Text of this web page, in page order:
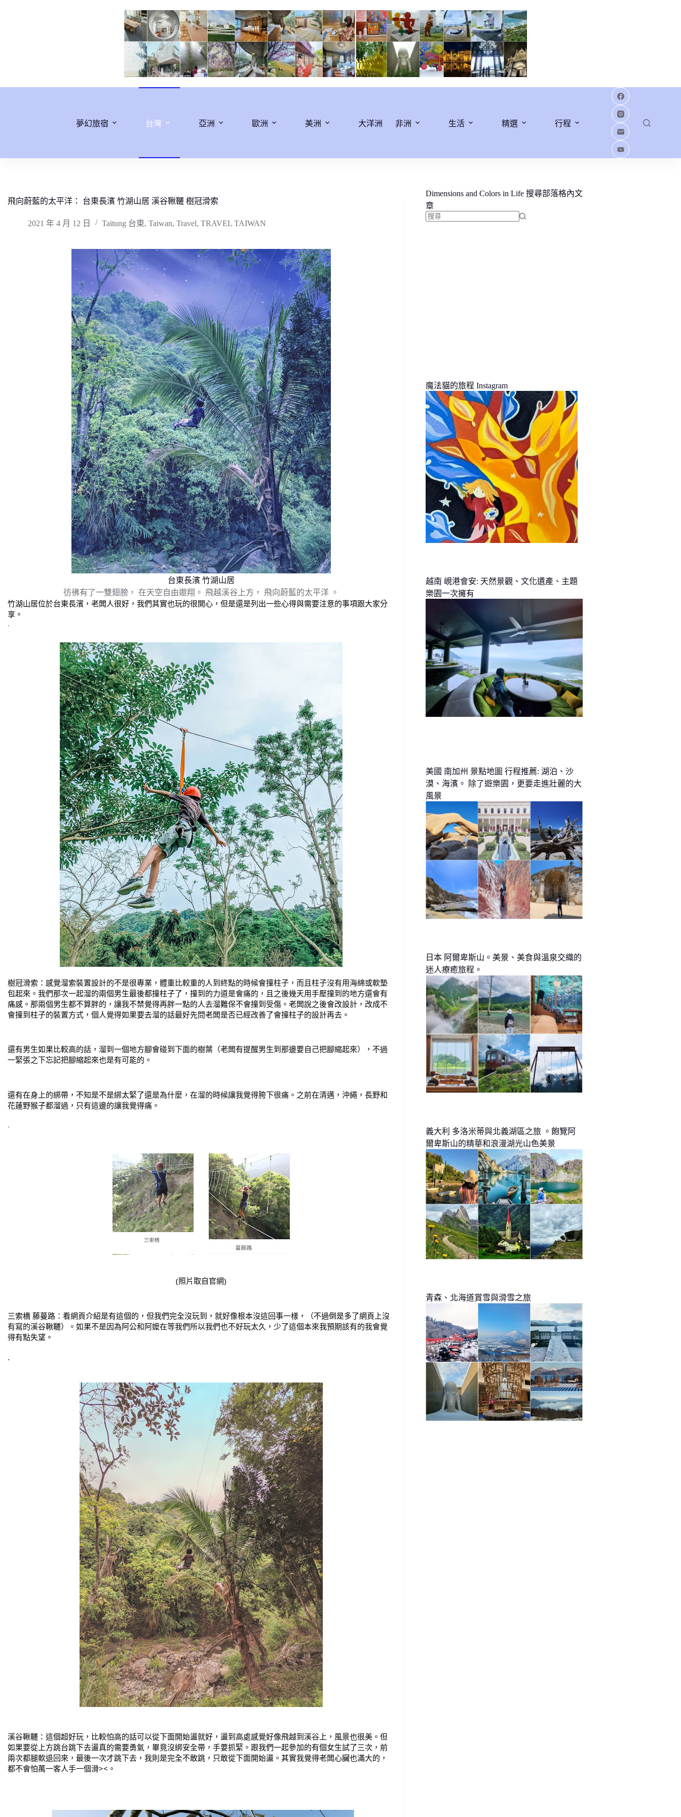
夢幻旅宿 台灣 亞洲 歐洲 美洲 大洋洲 非洲 生活 精選 行程
飛向蔚藍的太平洋： 台東長濱 竹湖山居 溪谷鞦韆 樹冠滑索
2021 年 4 月 12 日 Taitung 台東, Taiwan, Travel, TRAVEL TAIWAN
台東長濱 竹湖山居
彷彿有了一雙翅膀， 在天空自由遨翔。 飛越溪谷上方， 飛向蔚藍的太平洋 。
竹湖山居位於台東長濱，老闆人很好，我們其實也玩的很開心，但是還是列出一些心得與需要注意的事項跟大家分
享。
.
樹冠滑索：感覺溜索裝置設計的不是很專業，體重比較重的人到終點的時候會撞柱子，而且柱子沒有用海綿或軟墊
包起來。我們那次一起溜的兩個男生最後都撞柱子了，撞到的力道是會痛的，且之後幾天用手壓撞到的地方還會有
痛感。那兩個男生都不算胖的，讓我不禁覺得再胖一點的人去溜難保不會撞到受傷。老闆說之後會改設計，改成不
會撞到柱子的裝置方式，個人覺得如果要去溜的話最好先問老闆是否已經改善了會撞柱子的設計再去。
還有男生如果比較高的話，溜到一個地方腳會碰到下面的樹葉（老闆有提醒男生到那邊要自己把腳縮起來），不過
一緊張之下忘記把腳縮起來也是有可能的。
還有在身上的綁帶，不知是不是綁太緊了還是為什麼，在溜的時候讓我覺得胯下很痛。之前在清邁，沖繩，長野和
花蓮野猴子都溜過，只有這邊的讓我覺得痛。
.
(照片取自官網)
三索橋 藤蔓路：看網頁介紹是有這個的，但我們完全沒玩到，就好像根本沒這回事一樣，（不過倒是多了網頁上沒
有寫的溪谷鞦韆）。如果不是因為阿公和阿嬤在等我們所以我們也不好玩太久，少了這個本來我預期該有的我會覺
得有點失望。
.
溪谷鞦韆：這個超好玩，比較怕高的話可以從下面開始盪就好，盪到高處感覺好像飛越到溪谷上，風景也很美。但
如果要從上方跳台跳下去盪真的需要勇氣，畢竟沒綁安全帶，手要抓緊。跟我們一起參加的有個女生試了三次，前
兩次都腿軟退回來，最後一次才跳下去，我則是完全不敢跳，只敢從下面開始盪。其實我覺得老闆心臟也滿大的，
都不會怕萬一客人手一個滑><。
Dimensions and Colors in Life 搜尋部落格內文
章
魔法貓的旅程 Instagram
越南 峴港會安: 天然景觀、文化遺產、主題
樂園一次擁有
美國 南加州 景點地圖 行程推薦: 湖泊、沙
漠、海濱。 除了遊樂園，更要走進壯麗的大
風景
日本 阿爾卑斯山。美景、美食與溫泉交織的
迷人療癒旅程。
義大利 多洛米蒂與北義湖區之旅 。飽覽阿
爾卑斯山的精華和浪漫湖光山色美景
青森、北海道賞雪與滑雪之旅